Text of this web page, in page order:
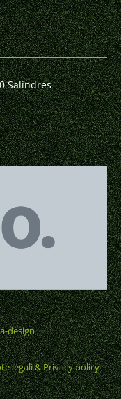
Salindres
design
legali & Privacy policy-